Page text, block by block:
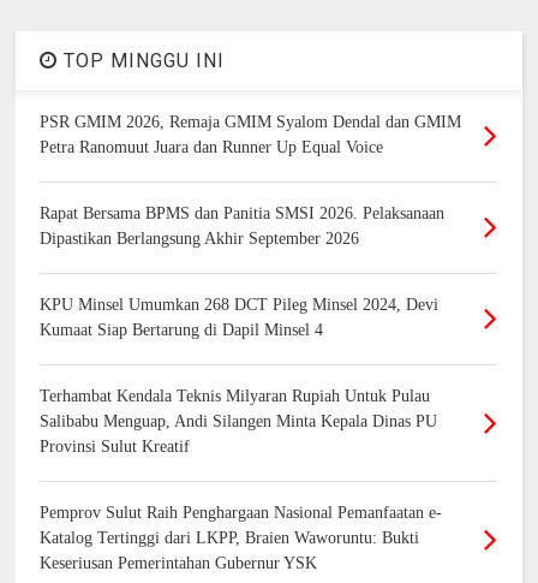
TOP MINGGU INI
PSR GMIM 2026, Remaja GMIM Syalom Dendal dan GMIM
Petra Ranomuut Juara dan Runner Up Equal Voice
Rapat Bersama BPMS dan Panitia SMSI 2026. Pelaksanaan
Dipastikan Berlangsung Akhir September 2026
KPU Minsel Umumkan 268 DCT Pileg Minsel 2024, Devi
Kumaat Siap Bertarung di Dapil Minsel 4
Terhambat Kendala Teknis Milyaran Rupiah Untuk Pulau
Salibabu Menguap, Andi Silangen Minta Kepala Dinas PU
Provinsi Sulut Kreatif
Pemprov Sulut Raih Penghargaan Nasional Pemanfaatan e-
Katalog Tertinggi dari LKPP, Braien Waworuntu: Bukti
Keseriusan Pemerintahan Gubernur YSK